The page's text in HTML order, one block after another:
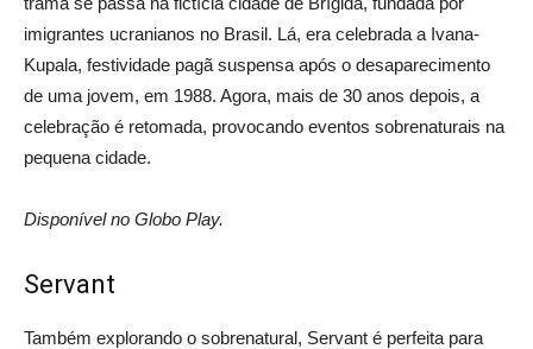
imigrantes ucranianos no Brasil. Lá, era celebrada a Ivana-
Kupala, festividade pagã suspensa após o desaparecimento
de uma jovem, em 1988. Agora, mais de 30 anos depois, a
celebração é retomada, provocando eventos sobrenaturais na
pequena cidade.
Disponível no Globo Play.
Servant
Também explorando o sobrenatural, Servant é perfeita para